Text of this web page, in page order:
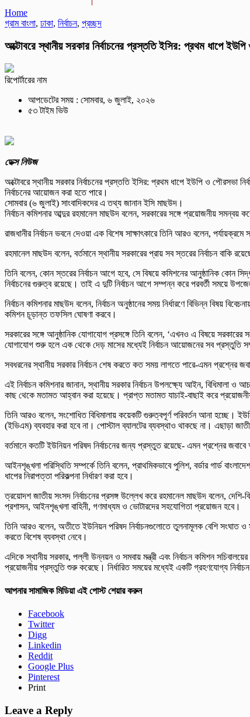
Home
গ্রাম বাংলা, ঢাকা, নির্বাচন, প্রচ্ছদ
অক্টোবরে স্থানীয় সরকার নির্বাচনের প্রস্ততি ইসির: প্রথম ধাপে
রিপোর্টারের নাম
আপডেটের সময় : সোমবার, ৬ জুলাই, ২০২৬
৫৩ টাইম ভিউ
ডেক্স নিউজ
অক্টোবরে স্থানীয় সরকার নির্বাচনের প্রস্ততি ইসির: প্রথম ধাপে ইউপি ও পৌরসভা
নির্বাচনের আয়োজন করা হতে পারে।
সোমবার (৬ জুলাই) সাংবাদিকদের এ তথ্য জানান ইসি মাছউদ।
নির্বাচন কমিশনার আব্দুর রহমানেল মাছউদ বলেন, সরকারের সঙ্গে প্রয়োজনীয়
রাজধানীর নির্বাচন ভবনে দেওয়া এক বিশেষ সাক্ষাৎকারে তিনি আরও বলেন,
রহমানেল মাছউদ বলেন, বর্তমানে স্থানীয় সরকারের প্রায় সব স্তরের নির্বাচন
তিনি বলেন, কোন স্তরের নির্বাচন আগে হবে, সে বিষয়ে কমিশনের আনুষ্ঠানিক কোন
নির্বাচনের গুরুত্ব রয়েছে। তাই এ দুটি নির্বাচন আগে সম্পন্ন করে পরবর্তী সময়ে
নির্বাচন কমিশনার মাছউদ বলেন, নির্বাচন অনুষ্ঠানের সময় নির্ধারণে বিভিন্ন বিষয়
কমিশন চূড়ান্ত তফসিল ঘোষণা করবে।
সরকারের সঙ্গে আনুষ্ঠানিক যোগাযোগ প্রসঙ্গে তিনি বলেন, ‘এখনও এ বিষয়ে
যোগাযোগ শুরু হলে এক থেকে দেড় মাসের মধ্যেই নির্বাচন আয়োজনের সব প্রস্তুতি
সবধরনের স্থানীয় সরকার নির্বাচন শেষ করতে কত সময় লাগতে পারে-এমন প্রশ্নের
এই নির্বাচন কমিশনার জানান, স্থানীয় সরকার নির্বাচন উপলক্ষ্যে আইন, বিধিমালা
কাছ থেকে মতামত আহ্বান করা হয়েছে। প্রাপ্ত মতামত যাচাই-বাছাই করে
তিনি আরও বলেন, সংশোধিত বিধিমালায় কয়েকটি গুরুত্বপূর্ণ পরিবর্তন আনা হচ্ছে।
(ইভিএম) ব্যবহার করা হবে না। পোস্টাল ব্যালটের ব্যবস্থাও থাকছে না। এছাড়া
বর্তমানে কতটি ইউনিয়ন পরিষদ নির্বাচনের জন্য প্রস্তুত রয়েছে- এমন প্রশ্নের
আইনশৃঙ্খলা পরিস্থিতি সম্পর্কে তিনি বলেন, প্রাথমিকভাবে পুলিশ, বর্ডার গার্ড
ধাপের নিরাপত্তা পরিকল্পনা নির্ধারণ করা হবে।
ত্রয়োদশ জাতীয় সংসদ নির্বাচনের প্রসঙ্গ উল্লেখ করে রহমানেল মাছউদ বলেন, দেশি-
প্রশাসন, আইনশৃঙ্খলা বাহিনী, গণমাধ্যম ও ভোটারদের সহযোগিতা প্রয়োজন হবে।
তিনি আরও বলেন, অতীতে ইউনিয়ন পরিষদ নির্বাচনগুলোতে তুলনামূলক বেশি সংঘাত ও
করতে বিশেষ ব্যবস্থা নেবে।
এদিকে স্থানীয় সরকার, পল্লী উন্নয়ন ও সমবায় মন্ত্রী এবং নির্বাচন কমিশন
প্রয়োজনীয় প্রস্তুতি শুরু করেছে। নির্ধারিত সময়ের মধ্যেই একটি গ্রহণযোগ্য
আপনার সামাজিক মিডিয়া এই পোস্ট শেয়ার করুন
Facebook
Twitter
Digg
Linkedin
Reddit
Google Plus
Pinterest
Print
Leave a Reply